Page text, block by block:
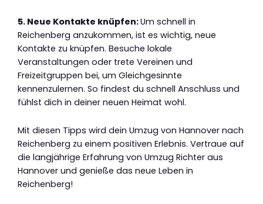
5. Neue Kontakte knüpfen:Um schnell in
Reichenberg anzukommen, ist es wichtig, neue
Kontakte zu knüpfen. Besuche lokale
Veranstaltungen oder trete Vereinen und
Freizeitgruppen bei, um Gleichgesinnte
kennenzulernen. So findest du schnell Anschluss und
fühlst dich in deiner neuen Heimat wohl.
Mit diesen Tipps wird dein Umzug von Hannover nach
Reichenberg zu einem positiven Erlebnis. Vertraue auf
die langjährige Erfahrung von Umzug Richter aus
Hannover und genieße das neue Leben in
Reichenberg!